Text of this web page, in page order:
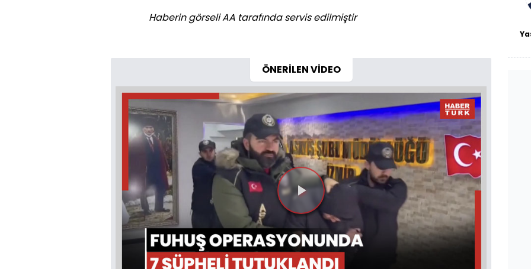
Haberin görseli AA tarafında servis edilmiştir
ÖNERİLEN VİDEO
Videoyu
Oynat